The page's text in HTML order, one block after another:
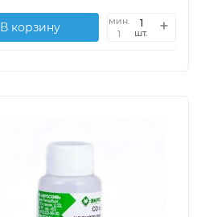
В корзину
мин.
1
шт.